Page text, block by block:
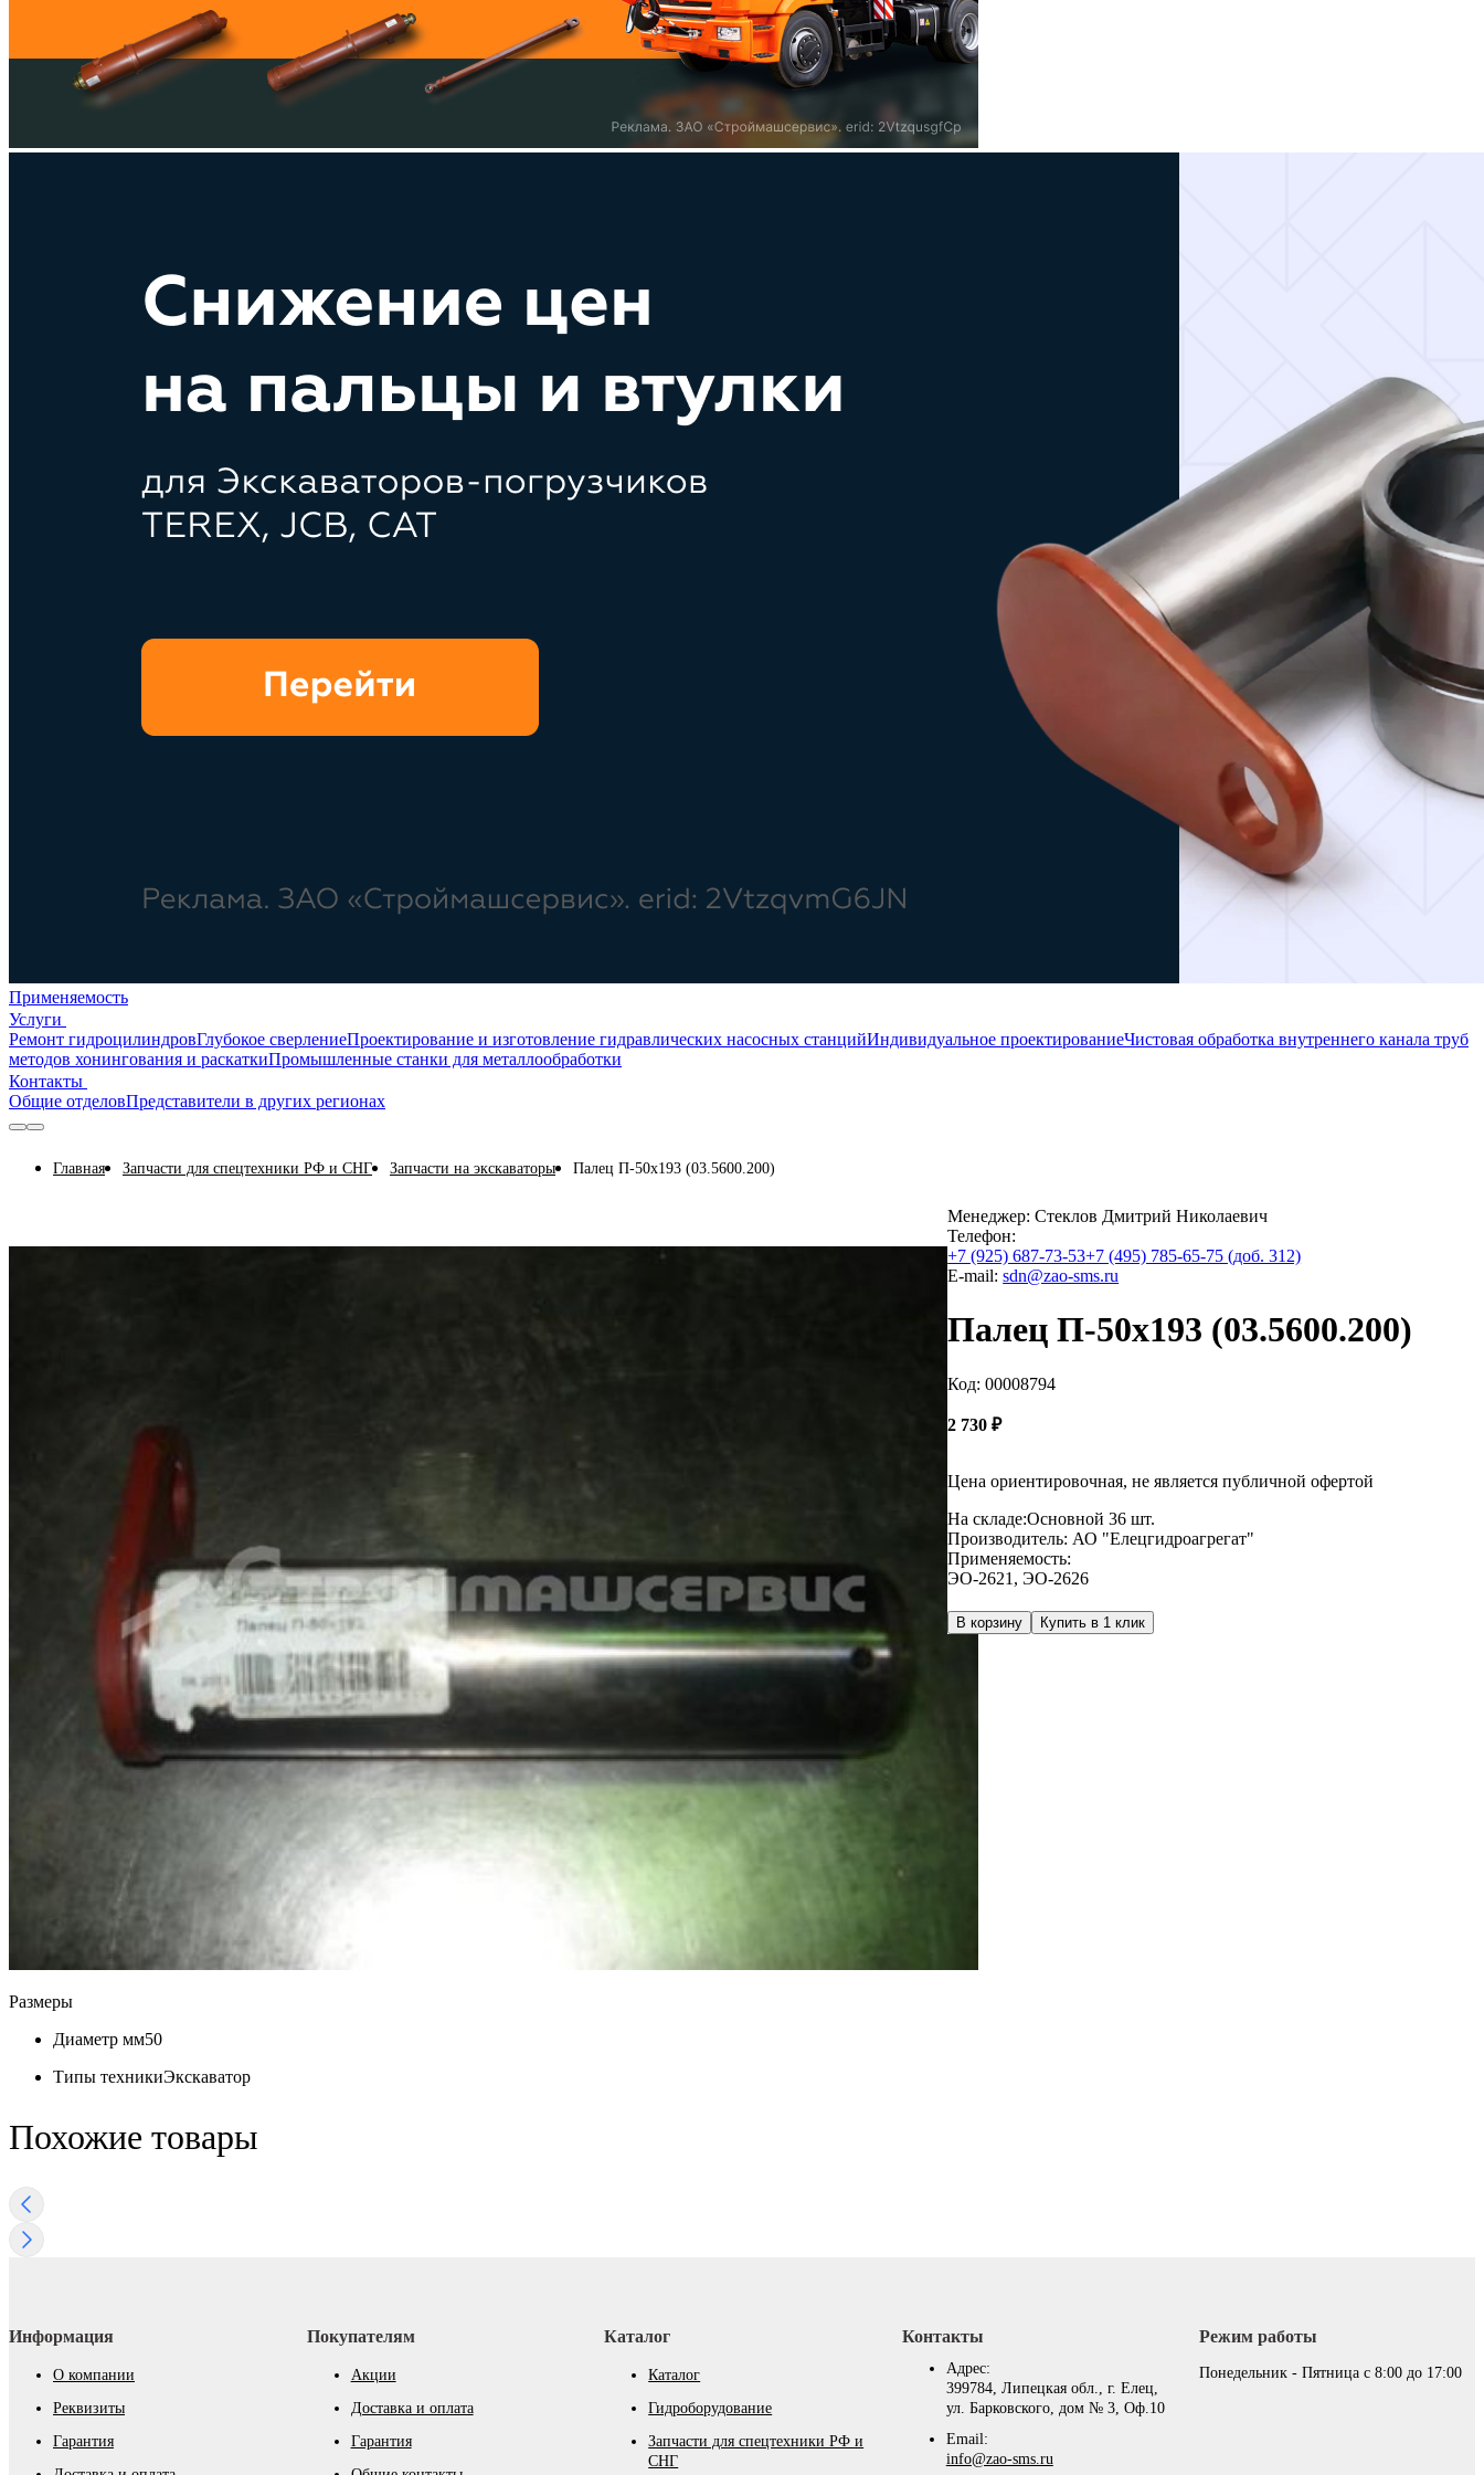
Применяемость
Услуги
Ремонт гидроцилиндровГлубокое сверлениеПроектирование и изготовление гидравлических насосных станцийИндивидуальное проектированиеЧистовая обработка внутреннего канала труб
методов хонингования и раскаткиПромышленные станки для металлообработки
Контакты
Общие отделовПредставители в других регионах
Главная Запчасти для спецтехники РФ и СНГ Запчасти на экскаваторы Палец П-50х193 (03.5600.200)
Менеджер:Стеклов Дмитрий Николаевич
Телефон:
+7 (925) 687-73-53+7 (495) 785-65-75 (доб. 312)
E-mail:sdn@zao-sms.ru
Палец П-50х193 (03.5600.200)
Код: 00008794
2 730₽
Цена ориентировочная, не является публичной офертой
На складе:Основной36 шт.
Производитель: АО "Елецгидроагрегат"
Применяемость:
ЭО-2621 ,ЭО-2626
В корзину Купить в 1 клик
Размеры
Диаметр мм50
Типы техникиЭкскаватор
Похожие товары
Информация
О компании
Реквизиты
Гарантия
Покупателям
Акции
Доставка и оплата
Гарантия
Каталог
Каталог
Гидроборудование
Запчасти для спецтехники РФ и
СНГ
Контакты
Адрес:
399784, Липецкая обл., г. Елец,
ул. Барковского, дом № 3, Оф.10
Email:
info@zao-sms.ru
Режим работы
Понедельник - Пятница с 8:00 до 17:00